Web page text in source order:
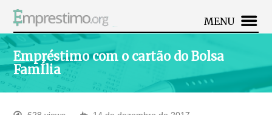
MENU
Empréstimo com o cartão do Bolsa
FamÍlia